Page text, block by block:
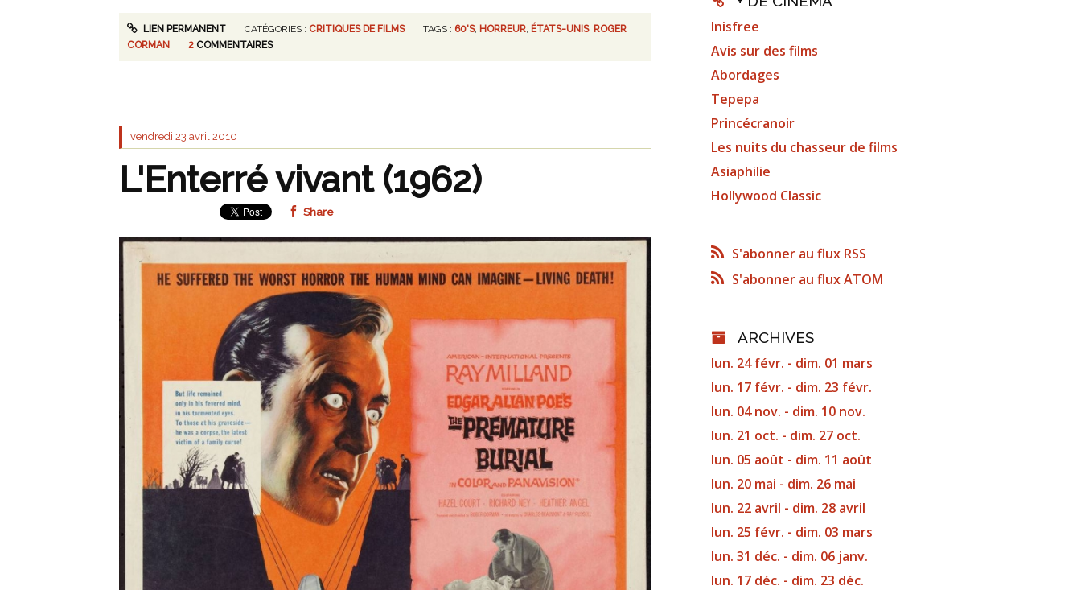
LIEN PERMANENT CATÉGORIES : CRITIQUES DE FILMS TAGS : 60'S, HORREUR, ÉTATS-UNIS, ROGER
CORMAN
2 COMMENTAIRES
vendredi 23 avril 2010
L'Enterré vivant (1962)
Share
Inisfree
Avis sur des films
Abordages
Tepepa
Princécranoir
Les nuits du chasseur de films
Asiaphilie
Hollywood Classic
S'abonner au flux RSS
S'abonner au flux ATOM
ARCHIVES
lun. 24 févr. - dim. 01 mars
lun. 17 févr. - dim. 23 févr.
lun. 04 nov. - dim. 10 nov.
lun. 21 oct. - dim. 27 oct.
lun. 05 août - dim. 11 août
lun. 20 mai - dim. 26 mai
lun. 22 avril - dim. 28 avril
lun. 25 févr. - dim. 03 mars
lun. 31 déc. - dim. 06 janv.
lun. 17 déc. - dim. 23 déc.